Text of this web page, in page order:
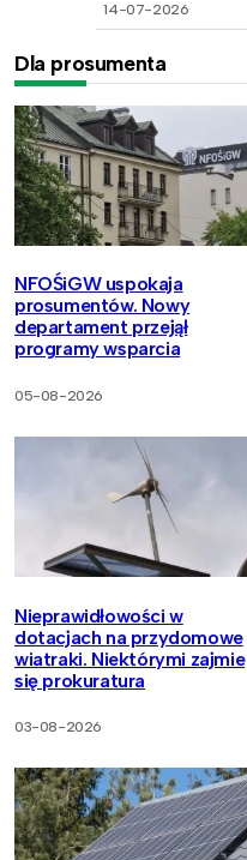
14-07-2026
Dla prosumenta
NFOŚiGW uspokaja
prosumentów. Nowy
departament przejął
programy wsparcia
05-08-2026
Nieprawidłowości w
dotacjach na przydomowe
wiatraki. Niektórymi zajmie
się prokuratura
03-08-2026